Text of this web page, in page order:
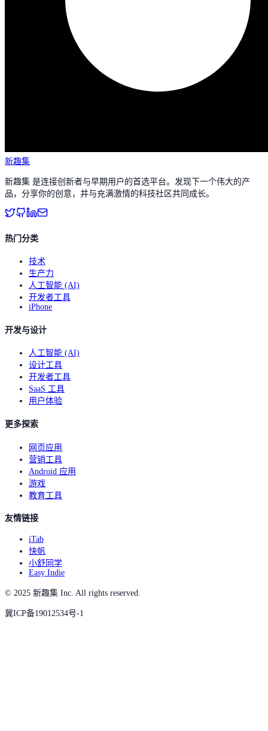
新趣集
新趣集 是连接创新者与早期用户的首选平台。发现下一个伟大的产
品，分享你的创意，并与充满激情的科技社区共同成长。
热门分类
技术
生产力
人工智能 (AI)
开发者工具
iPhone
开发与设计
人工智能 (AI)
设计工具
开发者工具
SaaS 工具
用户体验
更多探索
网页应用
营销工具
Android 应用
游戏
教育工具
友情链接
iTab
快帆
小舒同学
Easy Indie
© 2025 新趣集 Inc. All rights reserved.
冀ICP备19012534号-1